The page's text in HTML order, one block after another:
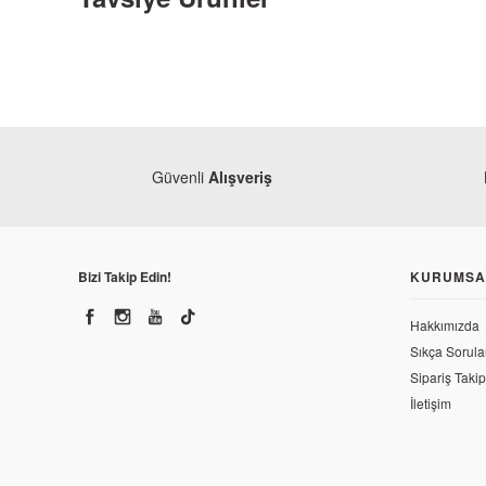
Güvenli Alışveriş
Bizi Takip Edin!
Hakkımızda
Sıkça
Sipariş Takip
İletişim